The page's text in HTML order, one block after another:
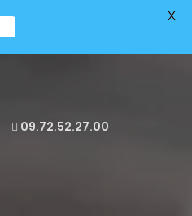
09.72.52.27.00
X